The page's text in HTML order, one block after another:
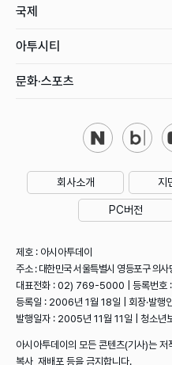
국제
아투시티
문화·스포츠
회사소개 지
PC버전
제호 : 아시아투데이
주소 : 대한민국 서울특별시 영등포구 의
대표전화 : 02) 769-5000 | 등록번호
등록일 : 2006년 1월 18일 | 회장·발행
발행일자 : 2005년 11월 11일 | 청소년
아시아투데이의 모든 콘텐츠(기사)는 저
복사, 재배포 등을 금지합니다.